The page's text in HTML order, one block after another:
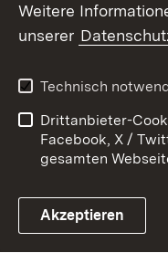
Link zum Landesportal
Kontakt
Barrierefreiheit
Impressum
Weitere
unserer
Technisch
Drittanbieter-
Facebook, X /
gesamten
Akzeptieren